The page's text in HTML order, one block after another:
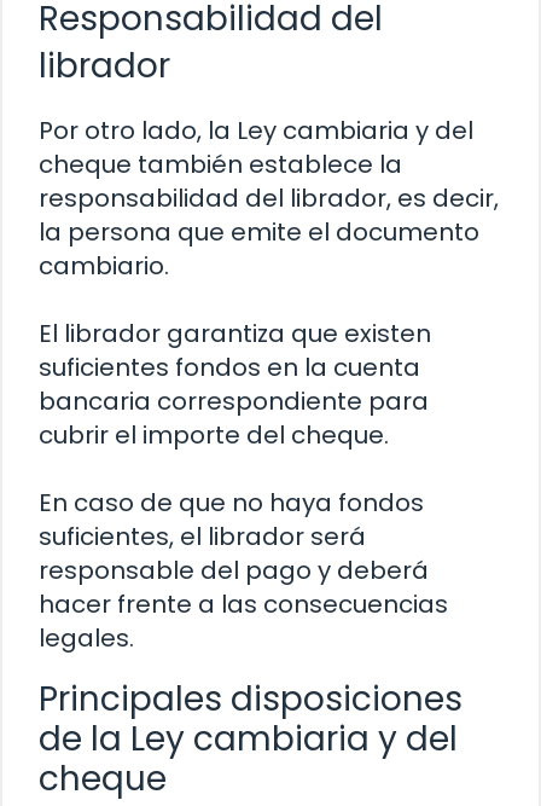
Responsabilidad del
librador
Por otro lado, la Ley cambiaria y del
cheque también establece la
responsabilidad del librador, es decir,
la persona que emite el documento
cambiario.
El librador garantiza que existen
suficientes fondos en la cuenta
bancaria correspondiente para
cubrir el importe del cheque.
En caso de que no haya fondos
suficientes, el librador será
responsable del pago y deberá
hacer frente a las consecuencias
legales.
Principales disposiciones
de la Ley cambiaria y del
cheque